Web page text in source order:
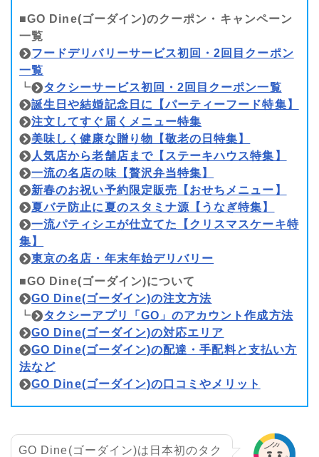
■GO Dine(ゴーダイン)のクーポン・キャンペーン
一覧
フードデリバリーサービス初回・2回目クーポン
一覧
┗
タクシーサービス初回・2回目クーポン一覧
誕生日や結婚記念日に【パーティーフード特集】
注文してすぐ届くメニュー特集
美味しく健康な贈り物【敬老の日特集】
人気店から老舗店まで【ステーキハウス特集】
一流の名店の味【贅沢弁当特集】
新春のお祝い予約限定販売【おせちメニュー】
夏バテ防止に夏のスタミナ源【うなぎ特集】
一流パティシエが仕立てた【クリスマスケーキ特
集】
東京の名店・年末年始デリバリー
■GO Dine(ゴーダイン)について
GO Dine(ゴーダイン)の注文方法
┗
タクシーアプリ「GO」のアカウント作成方法
GO Dine(ゴーダイン)の対応エリア
GO Dine(ゴーダイン)の配達・手配料と支払い方
法など
GO Dine(ゴーダイン)の口コミやメリット
GO Dine(ゴーダイン)は日本初のタク